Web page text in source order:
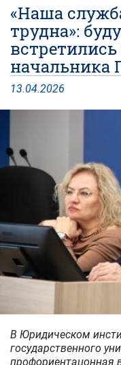
«Наша
трудна»:
начальника
13.04.2026
В Юридическом
государственного
профориентацонная